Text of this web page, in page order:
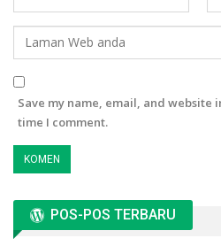
Save my name, email, and website
time I comment.
POS-POS TERBARU